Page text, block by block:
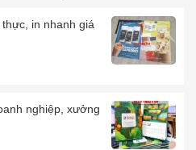
in nhanh giá
nghiệp, xưởng